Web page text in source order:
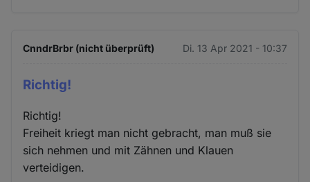
CnndrBrbr (nicht überprüft) Di. 13 Apr 2021 - 10:37
Richtig!
Richtig!
Freiheit kriegt man nicht gebracht, man muß sie
sich nehmen und mit Zähnen und Klauen
verteidigen.